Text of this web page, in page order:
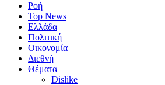
Ροή
Top News
Ελλάδα
Πολιτική
Οικονομία
Διεθνή
Θέματα
Dislike